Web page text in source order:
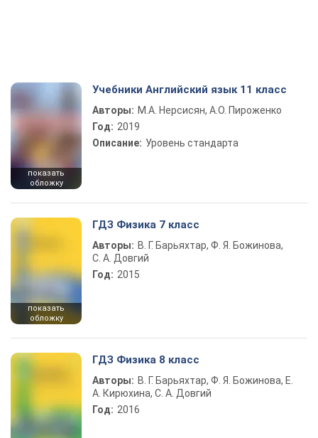
показать
обложку
Учебники Английский язык 11 класс
Авторы: М.А. Нерсисян, А.О. Пироженко
Год: 2019
Описание: Уровень стандарта
показать
обложку
ГДЗ Физика 7 класс
Авторы: В. Г. Барьяхтар, Ф. Я. Божинова,
С. А. Довгий
Год: 2015
ГДЗ Физика 8 класс
Авторы: В. Г. Барьяхтар, Ф. Я. Божинова, Е.
А. Кирюхина, С. А. Довгий
Год: 2016